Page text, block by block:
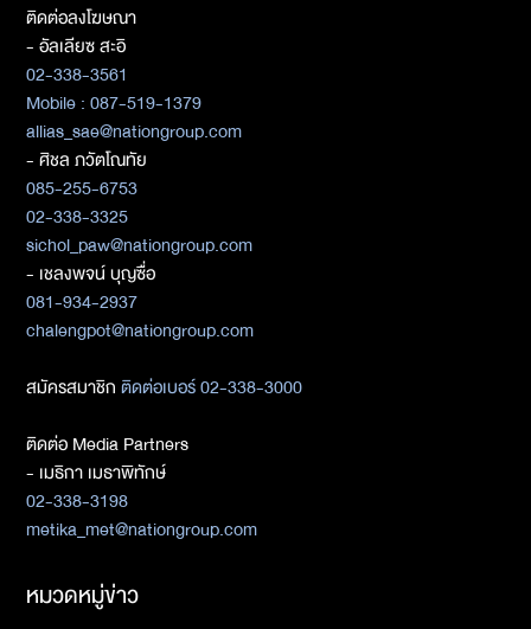
ติดต่อลงโฆษณา
- อัลเลียซ สะอิ
02-338-3561
Mobile : 087-519-1379
allias_sae@nationgroup.com
- ศิชล ภวัตโณทัย
085-255-6753
02-338-3325
sichol_paw@nationgroup.com
- เชลงพจน์ บุญซื่อ
081-934-2937
chalengpot@nationgroup.com
สมัครสมาชิกติดต่อเบอร์ 02-338-3000
ติดต่อ Media Partners
- เมธิกา เมธาพิทักษ์
02-338-3198
metika_met@nationgroup.com
หมวดหมู่ข่าว